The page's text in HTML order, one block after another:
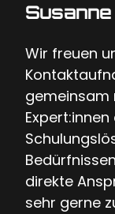
Wir freuen
gemeinsam
direkte
sehr gerne